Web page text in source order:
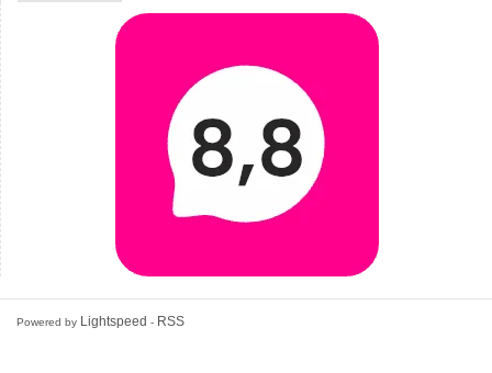
Powered by Lightspeed - RSS